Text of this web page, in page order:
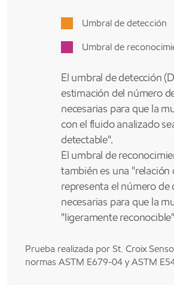
Umbral de detección
Umbral de
El umbral de detección
estimación del número
necesarias para que la
con el fluido analizado
detectable".
El umbral de
también es una "relación
representa el número de
necesarias para que la
"ligeramente
Prueba realizada por St. Croix
normas ASTM E679-04 y ASTM